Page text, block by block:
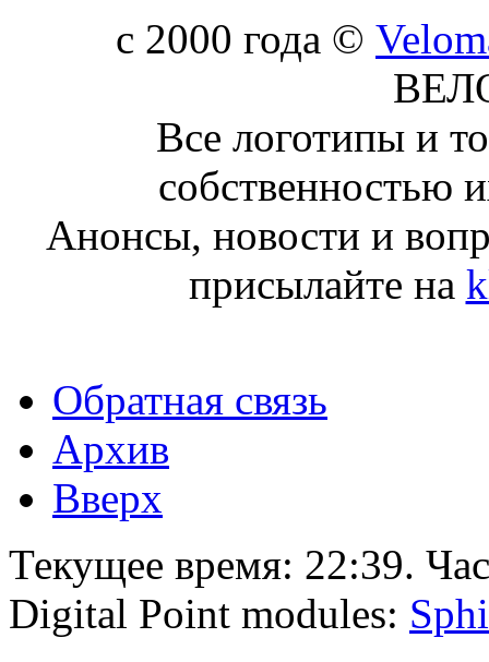
c 2000 года ©
Все логотипы и
собственностью
Анонсы, новости и
присылайте на
Обратная связь
Архив
Вверх
Текущее время: 22:39.
Digital Point modules: